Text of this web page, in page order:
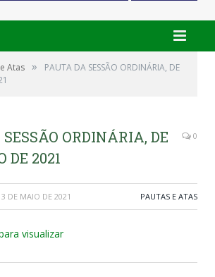
Atas »
PAUTA DA SESSÃO ORDINÁRIA, DE
ORDINÁRIA, DE
DE 2021
0
DE MAIO DE 2021 PAUTAS E ATAS
visualizar